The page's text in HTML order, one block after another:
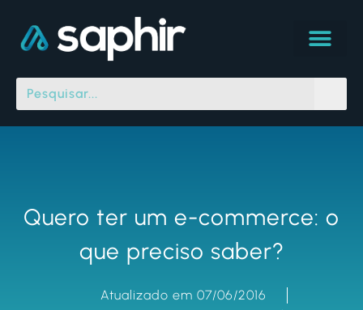
Quero ter um e-commerce: o
que preciso saber?
Atualizado em 07/06/2016